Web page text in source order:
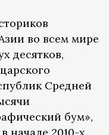
во всем мире
десятков,
Средней
бум»,